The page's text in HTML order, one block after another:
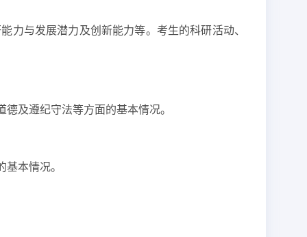
力与发展潜力及创新能力等。考生的科研活动、
及遵纪守法等方面的基本情况。
本情况。